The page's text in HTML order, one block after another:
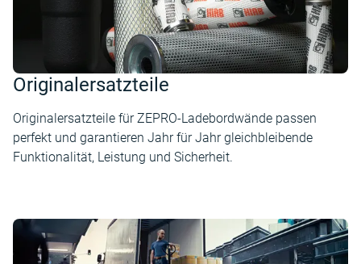
Originalersatzteile
Originalersatzteile für ZEPRO-Ladebordwände passen
perfekt und garantieren Jahr für Jahr gleichbleibende
Funktionalität, Leistung und Sicherheit.